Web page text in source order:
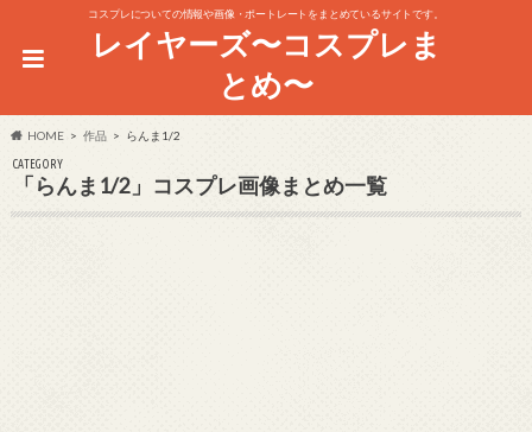
コスプレについての情報や画像・ポートレートをまとめているサイトです。
レイヤーズ〜コスプレま
とめ〜
HOME 作品 らんま1/2
CATEGORY
「らんま1/2」コスプレ画像まとめ一覧